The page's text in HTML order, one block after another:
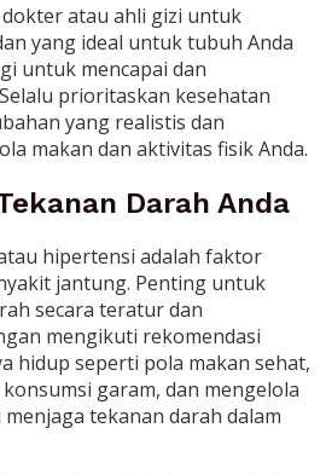
atau ahli gizi untuk
yang ideal untuk tubuh Anda
untuk mencapai dan
prioritaskan kesehatan
yang realistis dan
makan dan aktivitas fisik Anda.
Darah Anda
hipertensi adalah faktor
jantung. Penting untuk
secara teratur dan
mengikuti rekomendasi
hidup seperti pola makan sehat,
garam, dan mengelola
tekanan darah dalam